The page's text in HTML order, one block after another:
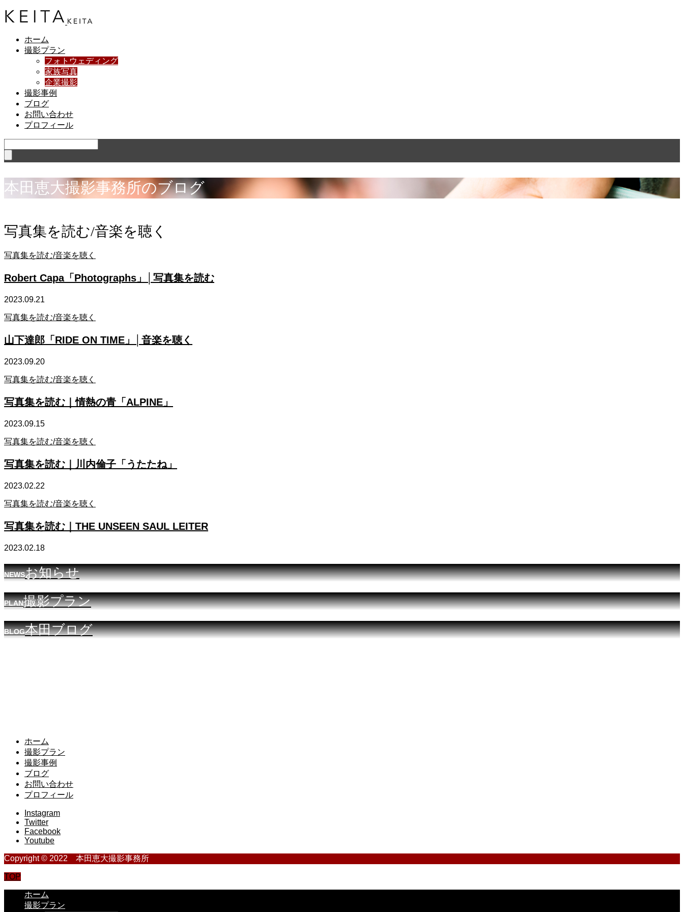
ホーム
撮影プラン
フォトウェディング
家族写真
企業撮影
撮影事例
ブログ
お問い合わせ
プロフィール
本 田 恵大撮影事務所のブログ
写真集を読む/音楽を聴く
写真集を読む/音楽を聴く
Robert Capa「Photographs」│写真集を読む
2023.09.21
写真集を読む/音楽を聴く
山下達郎「RIDE ON TIME」│音楽を聴く
2023.09.20
写真集を読む/音楽を聴く
写真集を読む｜情熱の青「ALPINE」
2023.09.15
写真集を読む/音楽を聴く
写真集を読む｜川内倫子「うたたね」
2023.02.22
写真集を読む/音楽を聴く
写真集を読む｜THE UNSEEN SAUL LEITER
2023.02.18
NEWSお知らせ
PLAN撮影プラン
BLOG本田ブログ
ホーム
撮影プラン
撮影事例
ブログ
お問い合わせ
プロフィール
Instagram
Twitter
Facebook
Youtube
Copyright © 2022 本田恵大撮影事務所
TOP
ホーム
撮影プラン